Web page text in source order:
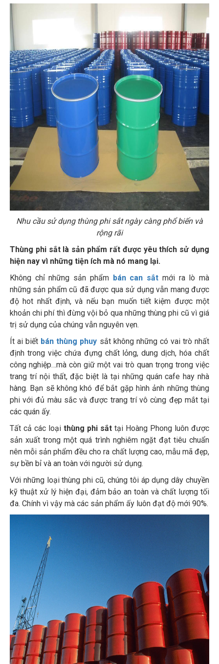
Nhu cầu sử dụng thùng phi sắt ngày càng phổ biến và
rộng rãi
Thùng phi sắt là sản phẩm rất được yêu thích sử dụng
hiện nay vì những tiện ích mà nó mang lại.
Không chỉ những sản phẩm bán can sắt mới ra lò mà
những sản phẩm cũ đã được qua sử dụng vẫn mang được
độ hot nhất định, và nếu bạn muốn tiết kiệm được một
khoản chi phí thì đừng vội bỏ qua những thùng phi cũ vì giá
trị sử dụng của chúng vẫn nguyên vẹn.
Ít ai biết bán thùng phuy sắt không những có vai trò nhất
định trong việc chứa đựng chất lỏng, dung dịch, hóa chất
công nghiệp…mà còn giữ một vai trò quan trọng trong việc
trang trí nội thất, đặc biệt là tại những quán cafe hay nhà
hàng. Bạn sẽ không khó để bắt gặp hình ảnh những thùng
phi với đủ màu sắc và được trang trí vô cùng đẹp mắt tại
các quán ấy.
Tất cả các loại thùng phi sắt tại Hoàng Phong luôn được
sản xuất trong một quá trình nghiêm ngặt đạt tiêu chuẩn
nên mỗi sản phẩm đều cho ra chất lượng cao, mẫu mã đẹp,
sự bền bỉ và an toàn với người sử dụng.
Với những loại thùng phi cũ, chúng tôi áp dụng dây chuyền
kỹ thuật xử lý hiện đại, đảm bảo an toàn và chất lượng tối
đa. Chính vì vậy mà các sản phẩm ấy luôn đạt độ mới 90%.